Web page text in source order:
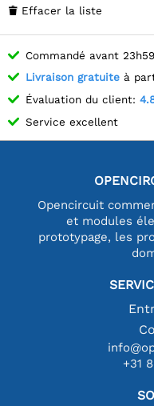
 Effacer la liste
Commandé avant
Livraison gratuite à
Évaluation du client:
Service excellent
Opencircuit
et modules
prototypage, les
+31